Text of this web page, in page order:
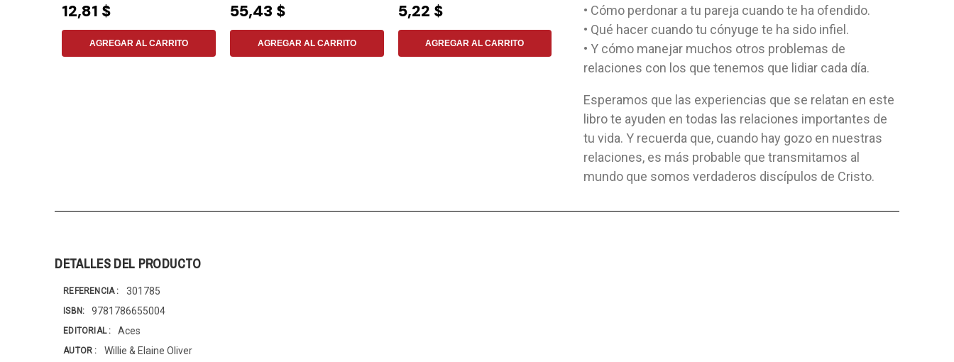
12,81 $
AGREGAR AL CARRITO
55,43 $
AGREGAR AL CARRITO
5,22 $
AGREGAR AL CARRITO
13,18 $
AGREGAR AL CARRITO
12,19 $
AGREGAR AL CARRITO
• Cómo perdonar a tu pareja cuando te ha ofendido.
• Qué hacer cuando tu cónyuge te ha sido infiel.
• Y cómo manejar muchos otros problemas de
relaciones con los que tenemos que lidiar cada día.
Esperamos que las experiencias que se relatan en este
libro te ayuden en todas las relaciones importantes de
tu vida. Y recuerda que, cuando hay gozo en nuestras
relaciones, es más probable que transmitamos al
mundo que somos verdaderos discípulos de Cristo.
DETALLES DEL PRODUCTO
REFERENCIA 301785
ISBN 9781786655004
EDITORIAL Aces
AUTOR Willie & Elaine Oliver